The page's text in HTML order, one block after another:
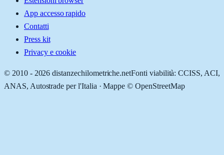
App accesso rapido
Contatti
Press kit
Privacy e cookie
© 2010 - 2026 distanzechilometriche.netFonti viabilità: CCISS, ACI,
ANAS, Autostrade per l'Italia · Mappe © OpenStreetMap